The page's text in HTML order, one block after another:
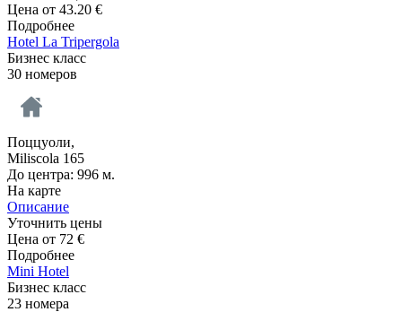
Цена от 43.20 €
Подробнее
Hotel La Tripergola
Бизнес класс
30 номеров
Поццуоли,
Miliscola 165
До центра: 996 м.
На карте
Описание
Уточнить цены
Цена от 72 €
Подробнее
Mini Hotel
Бизнес класс
23 номера